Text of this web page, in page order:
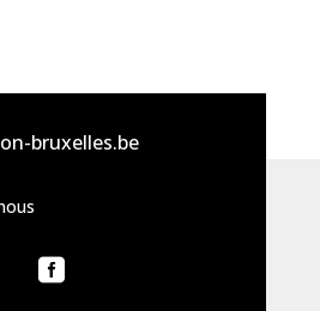
bruxelles.be
